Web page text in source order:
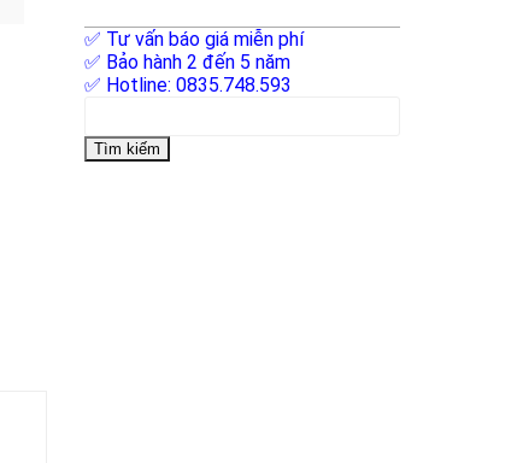
✅ Tư vấn báo giá miễn phí
✅ Bảo hành 2 đến 5 năm
✅ Hotline: 0835.748.593
cho: